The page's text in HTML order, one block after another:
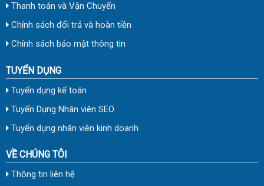
Thanh toán và Vận Chuyển
Chính sách đổi trả và hoàn tiền
Chính sách bảo mật thông tin
TUYỂN DỤNG
Tuyển dụng kế toán
Tuyển Dụng Nhân viên SEO
Tuyển dụng nhân viên kinh doanh
VỀ CHÚNG TÔI
Thông tin liên hệ